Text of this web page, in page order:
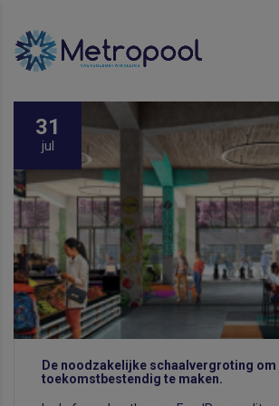
31
jul
De noodzakelijke schaalvergroting
toekomstbestendig te maken.